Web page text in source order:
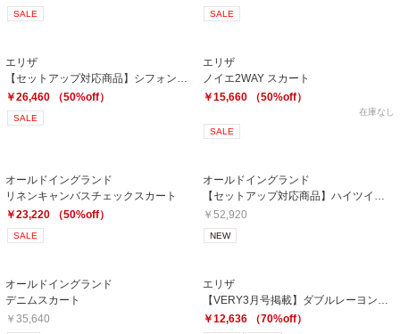
SALE SALE
エリザ
￥26,460 （50%off）
SALE
エリザ
ノイエ2WAY スカート
￥15,660 （50%off）
在庫なし
SALE
オールドイングランド
リネンキャンバスチェックスカート
￥23,220 （50%off）
SALE
オールドイングランド
￥52,920
NEW
オールドイングランド
デニムスカート
￥35,640
エリザ
￥12,636 （70%off）